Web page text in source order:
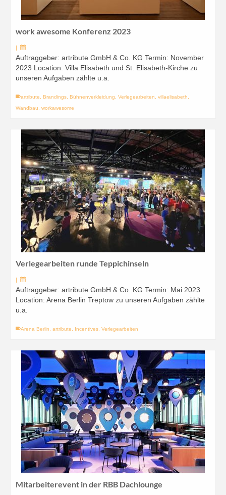
work awesome Konferenz 2023
|
Auftraggeber: artribute GmbH & Co. KG Termin: November
2023 Location: Villa Elisabeth und St. Elisabeth-Kirche zu
unseren Aufgaben zählte u.a.
artribute Brandings Bühnenverkleidung Verlegearbeiten villaelisabeth
Wandbau
workawesome
Verlegearbeiten runde Teppichinseln
|
Auftraggeber: artribute GmbH & Co. KG Termin: Mai 2023
Location: Arena Berlin Treptow zu unseren Aufgaben zählte
u.a.
Arena Berlin artribute Incentives Verlegearbeiten
Mitarbeiterevent in der RBB Dachlounge